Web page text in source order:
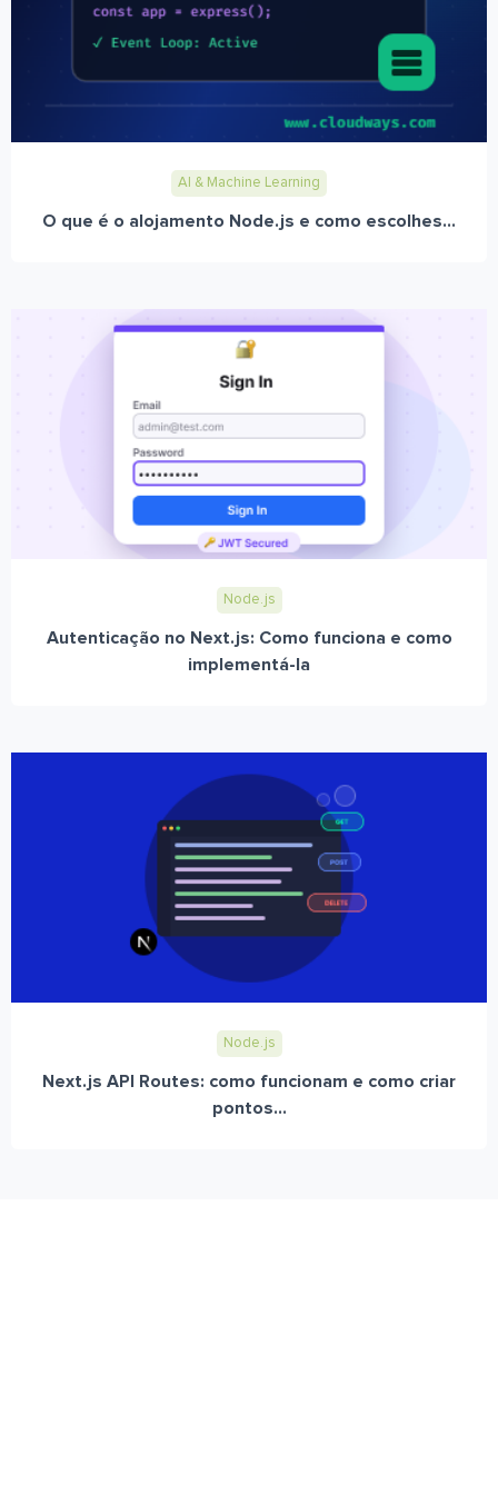
AI & Machine Learning
O que é o alojamento Node.js e como escolhes...
Node.js
Autenticação no Next.js: Como funciona e como
implementá-la
Node.js
Next.js API Routes: como funcionam e como criar
pontos...